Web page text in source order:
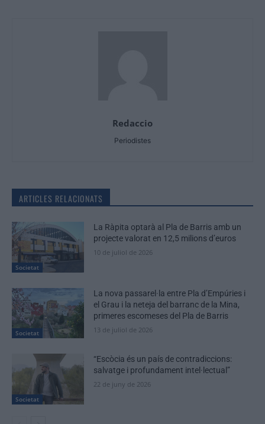
Redaccio
Periodistes
ARTICLES RELACIONATS
Societat
La Ràpita optarà al Pla de Barris amb un
projecte valorat en 12,5 milions d’euros
10 de juliol de 2026
Societat
La nova passarel·la entre Pla d’Empúries i
el Grau i la neteja del barranc de la Mina,
primeres escomeses del Pla de Barris
13 de juliol de 2026
Societat
“Escòcia és un país de contradiccions:
salvatge i profundament intel·lectual”
22 de juny de 2026